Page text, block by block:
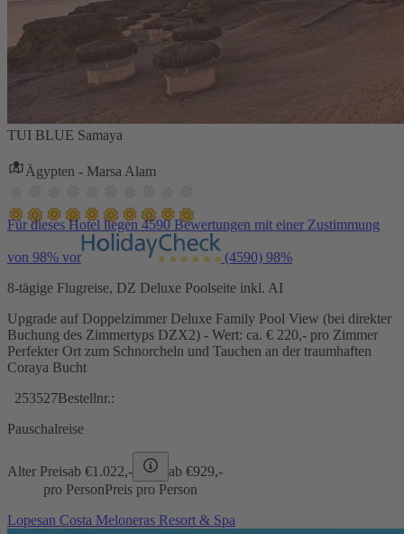
TUI BLUE Samaya
Ägypten - Marsa Alam
Für dieses Hotel liegen 4590 Bewertungen mit einer Zustimmung
von 98% vor (4590) 98%
8-tägige Flugreise, DZ Deluxe Poolseite inkl. AI
Upgrade auf Doppelzimmer Deluxe Family Pool View (bei direkter
Buchung des Zimmertyps DZX2) - Wert: ca. € 220,- pro Zimmer
Perfekter Ort zum Schnorcheln und Tauchen an der traumhaften
Coraya Bucht
253527Bestellnr.:
Pauschalreise
Alter Preisab €1.022,- ab €929,-
pro PersonPreis pro Person
Lopesan Costa Meloneras Resort & Spa